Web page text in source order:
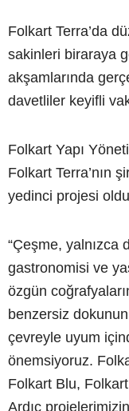
Folkart Terra’da
sakinleri biraraya
akşamlarında
davetliler keyifli
Folkart Yapı
Folkart Terra’nın
yedinci projesi
“Çeşme, yalnızca
gastronomisi ve
özgün
benzersiz
çevreyle uyum
önemsiyoruz.
Folkart Blu,
Ardıç